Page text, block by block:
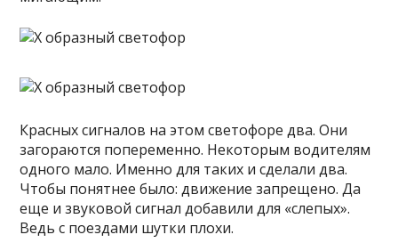
Красных сигналов на этом светофоре два. Они
загораются попеременно. Некоторым водителям
одного мало. Именно для таких и сделали два.
Чтобы понятнее было: движение запрещено. Да
еще и звуковой сигнал добавили для «слепых».
Ведь с поездами шутки плохи.